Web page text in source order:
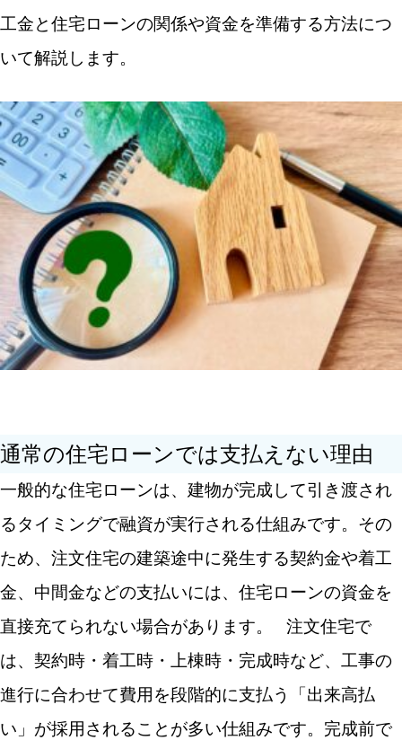
工金と住宅ローンの関係や資金を準備する方法につ
いて解説します。
通常の住宅ローンでは支払えない理由
一般的な住宅ローンは、建物が完成して引き渡され
るタイミングで融資が実行される仕組みです。その
ため、注文住宅の建築途中に発生する契約金や着工
金、中間金などの支払いには、住宅ローンの資金を
直接充てられない場合があります。
注文住宅で
は、契約時・着工時・上棟時・完成時など、工事の
進行に合わせて費用を段階的に支払う「出来高払
い」が採用されることが多い仕組みです。完成前で